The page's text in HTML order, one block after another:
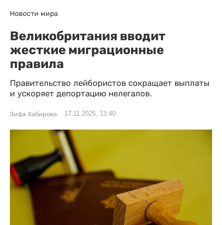
Новости мира
Великобритания вводит
жесткие миграционные
правила
Правительство лейбористов сокращает выплаты
и ускоряет депортацию нелегалов.
Зифа Хабирова 17.11.2025, 13:40